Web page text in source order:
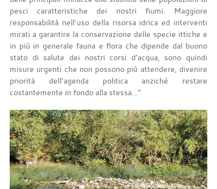
pesci caratteristiche dei nostri fiumi. Maggiore
responsabilità nell’uso della risorsa idrica ed interventi
mirati a garantire la conservazione delle specie ittiche e
in più in generale fauna e flora che dipende dal buono
stato di salute dei nostri corsi d’acqua, sono quindi
misure urgenti che non possono più attendere, divenire
priorità dell’agenda politica anziché restare
costantemente in fondo alla stessa…”